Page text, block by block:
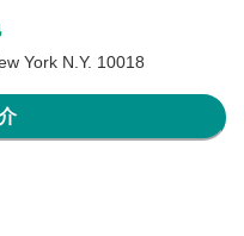
York N.Y. 10018